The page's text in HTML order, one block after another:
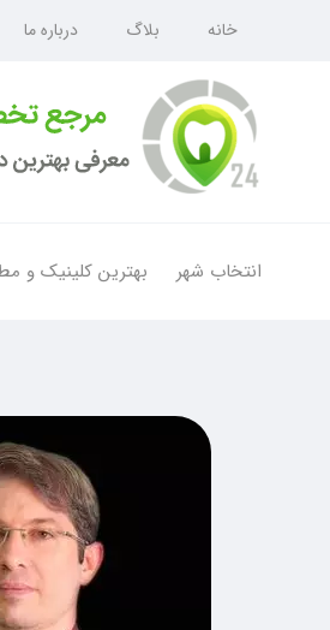
خانه بلاگ درباره ما
انتخاب شهر بهترین کلینیک و